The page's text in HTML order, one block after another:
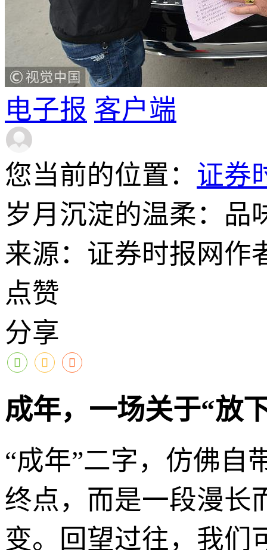
电子报 客户端
您当前的位置： 证券
岁月沉淀的温柔：品
来源：证券时报网作
点赞
分享
成年，一场关于“放
“成年”二字，仿佛自
终点，而是一段漫长
变。回望过往，我们